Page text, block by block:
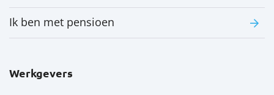
Ik ben met pensioen
Werkgevers